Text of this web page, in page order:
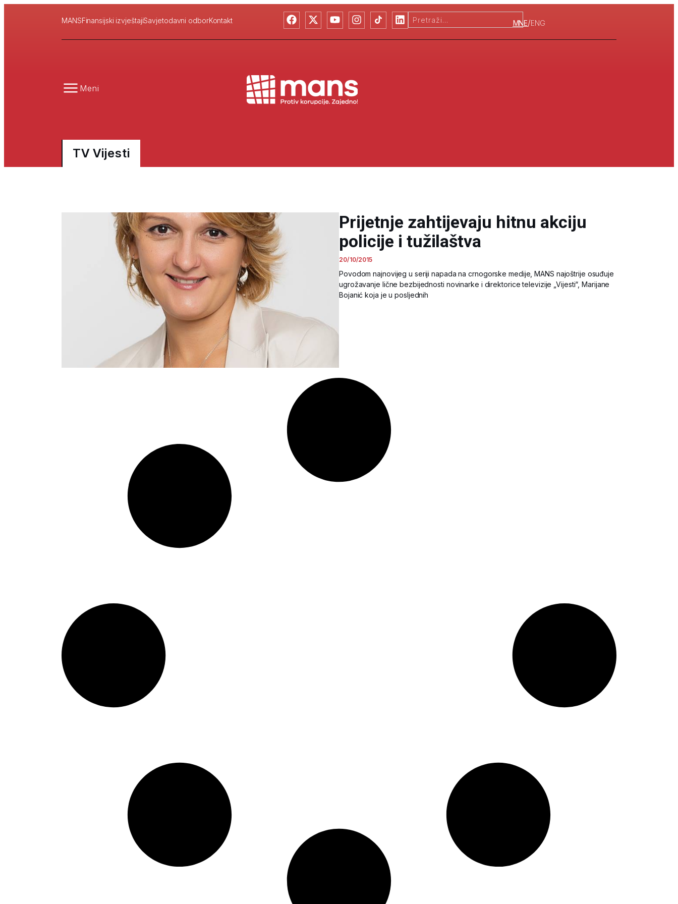
MANSFinansijski izvještajiSavjetodavni odborKontakt MNE/ENG
Meni
TV Vijesti
Prijetnje zahtijevaju hitnu akciju
policije i tužilaštva
20/10/2015
Povodom najnovijeg u seriji napada na crnogorske medije, MANS najoštrije osuđuje
ugrožavanje lične bezbijednosti novinarke i direktorice televizije „Vijesti“, Marijane
Bojanić koja je u posljednih